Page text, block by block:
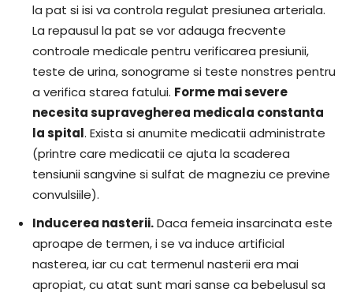
la pat si isi va controla regulat presiunea arteriala.
La repausul la pat se vor adauga frecvente
controale medicale pentru verificarea presiunii,
teste de urina, sonograme si teste nonstres pentru
a verifica starea fatului. Forme mai severe
necesita supravegherea medicala constanta
la spital. Exista si anumite medicatii administrate
(printre care medicatii ce ajuta la scaderea
tensiunii sangvine si sulfat de magneziu ce previne
convulsiile).
Inducerea nasterii.Daca femeia insarcinata este
aproape de termen, i se va induce artificial
nasterea, iar cu cat termenul nasterii era mai
apropiat, cu atat sunt mari sanse ca bebelusul sa